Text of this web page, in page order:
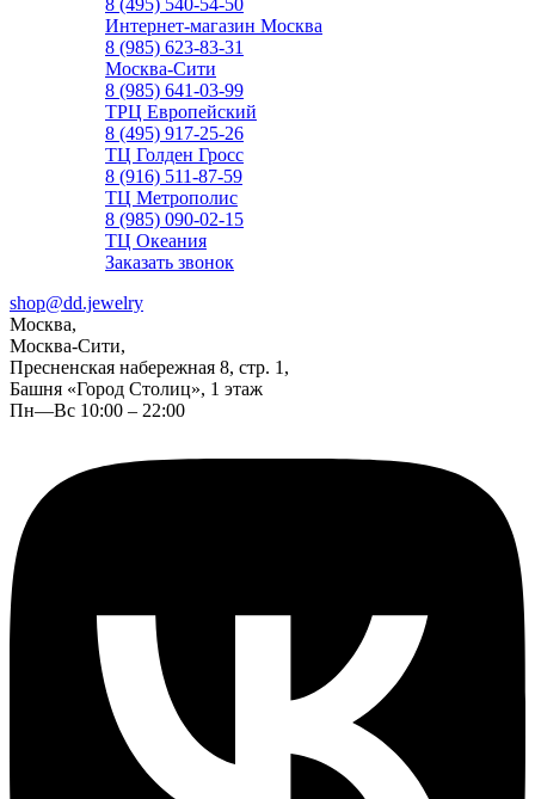
8 (495) 540-54-50
Интернет-магазин Москва
8 (985) 623-83-31
Москва-Сити
8 (985) 641-03-99
ТРЦ Европейский
8 (495) 917-25-26
ТЦ Голден Гросс
8 (916) 511-87-59
ТЦ Метрополис
8 (985) 090-02-15
ТЦ Океания
Заказать звонок
shop@dd.jewelry
Москва,
Москва-Сити,
Пресненская набережная 8, стр. 1,
Башня «Город Столиц», 1 этаж
Пн—Вс 10:00 – 22:00